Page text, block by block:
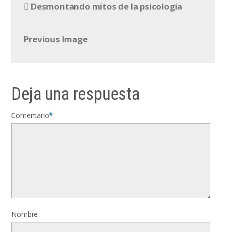
Desmontando mitos de la psicología
Previous Image
Deja una respuesta
Comentario*
Nombre